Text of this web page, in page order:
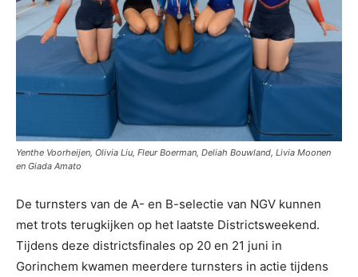
Yenthe Voorheijen, Olivia Liu, Fleur Boerman, Deliah Bouwland, Livia Moonen
en Giada Amato
De turnsters van de A- en B-selectie van NGV kunnen
met trots terugkijken op het laatste Districtsweekend.
Tijdens deze districtsfinales op 20 en 21 juni in
Gorinchem kwamen meerdere turnsters in actie tijdens